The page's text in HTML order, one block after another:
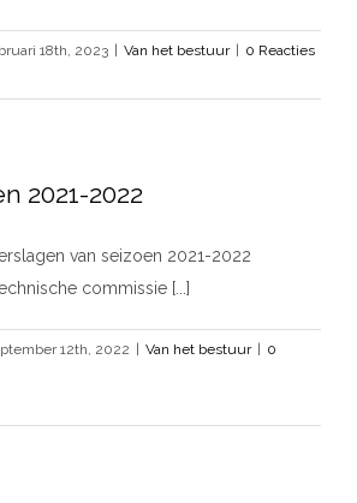
18th, 2023 | Van het bestuur | 0 Reacties
2021-2022
van seizoen 2021-2022
commissie [...]
12th, 2022 | Van het bestuur | 0